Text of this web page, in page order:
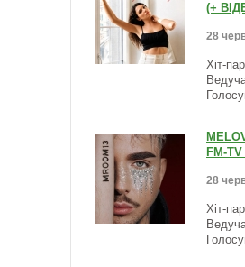
(+
28
Хіт-
FM-
28
Хіт-